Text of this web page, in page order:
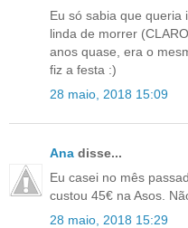
Eu só sabia que queria
linda de morrer
anos quase, era o
fiz a festa :)
28 maio, 2018 15:09
Ana disse...
Eu casei no mês
custou 45€ na Asos.
28 maio, 2018 15:29